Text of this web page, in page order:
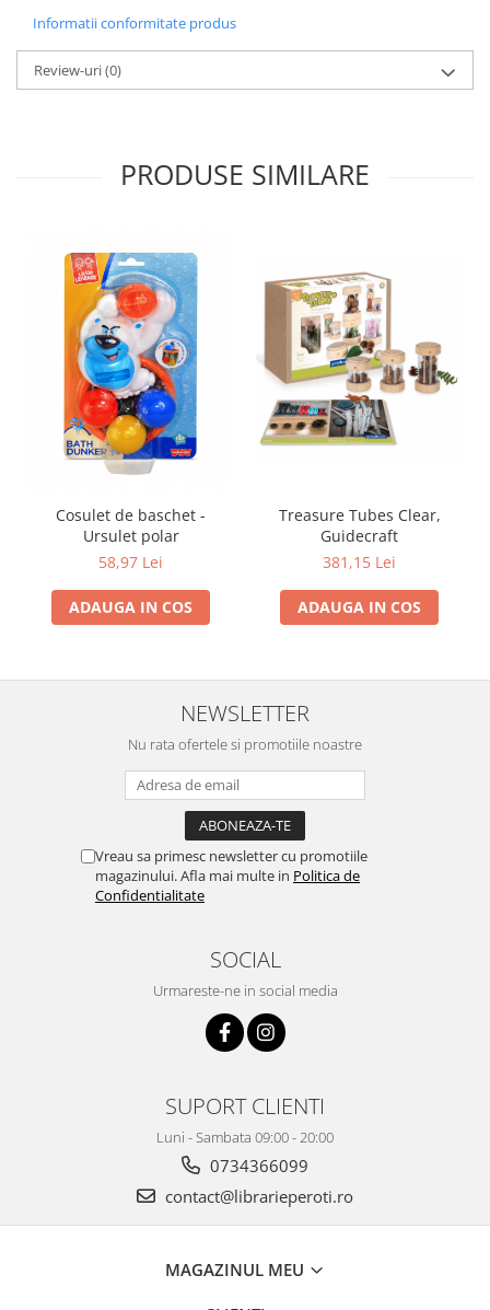
Informatii conformitate produs
Review-uri(0)
PRODUSE SIMILARE
Cosulet de baschet -
Ursulet polar
58,97 Lei
ADAUGA IN COS
Treasure Tubes Clear,
Guidecraft
381,15 Lei
ADAUGA IN COS
NEWSLETTER
Nu rata ofertele si promotiile noastre
Vreau sa primesc newsletter cu promotiile
magazinului. Afla mai multe in Politica de
Confidentialitate
SOCIAL
Urmareste-ne in social media
SUPORT CLIENTI
Luni - Sambata 09:00 - 20:00
0734366099
contact@librarieperoti.ro
MAGAZINUL MEU